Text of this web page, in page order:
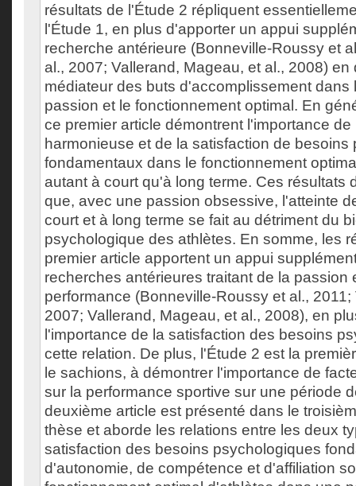
résultats de l'Étude 2 répliquent
l'Étude 1, en plus d'apporter un appui
recherche antérieure (Bonneville-Roussy et
al., 2007; Vallerand, Mageau, et al., 2008) en
médiateur des buts d'accomplissement dans
passion et le fonctionnement optimal. En
ce premier article démontrent l'importance
harmonieuse et de la satisfaction de besoins
fondamentaux dans le fonctionnement
autant à court qu'à long terme. Ces résultats
que, avec une passion obsessive, l'atteinte
court et à long terme se fait au détriment du
psychologique des athlètes. En somme, les
premier article apportent un appui
recherches antérieures traitant de la passion
performance (Bonneville-Roussy et al., 2011;
2007; Vallerand, Mageau, et al., 2008), en
l'importance de la satisfaction des besoins
cette relation. De plus, l'Étude 2 est la
le sachions, à démontrer l'importance de
sur la performance sportive sur une période
deuxième article est présenté dans le
thèse et aborde les relations entre les deux
satisfaction des besoins psychologiques
d'autonomie, de compétence et d'affiliation